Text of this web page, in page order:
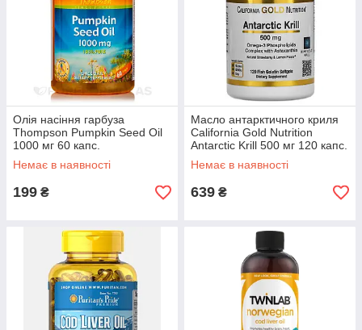
Олія насіння гарбуза
Thompson Pumpkin Seed Oil
1000 мг 60 капс.
Немає в наявності
199 ₴
Масло антарктичного криля
California Gold Nutrition
Antarctic Krill 500 мг 120 капс.
(уцінка термін по 10.22)
Немає в наявності
639 ₴